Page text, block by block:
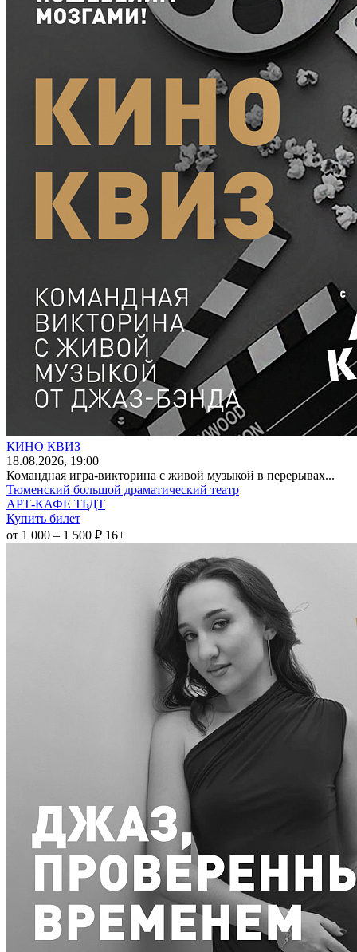
КИНО КВИЗ
18.08.2026, 19:00
Командная игра-викторина с живой музыкой в перерывах...
Тюменский большой драматический театр
АРТ-КАФЕ ТБДТ
Купить билет
от 1 000 – 1 500 ₽ 16+